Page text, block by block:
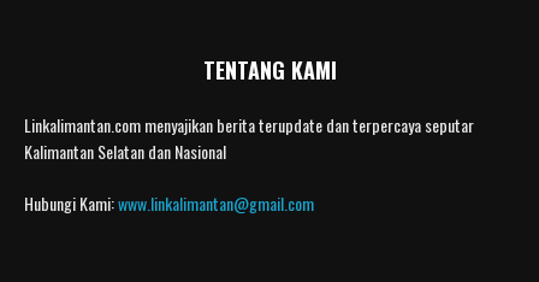
TENTANG KAMI
Linkalimantan.com menyajikan berita terupdate dan terpercaya seputar
Kalimantan Selatan dan Nasional
Hubungi Kami:www.linkalimantan@gmail.com